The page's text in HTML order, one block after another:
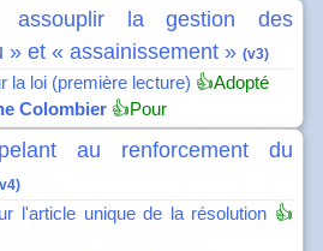
la gestion des
» et « assainissement » (v3)
la loi (première lecture) 👍Adopté
Colombier 👍Pour
au renforcement du
l'article unique de la résolution 👍